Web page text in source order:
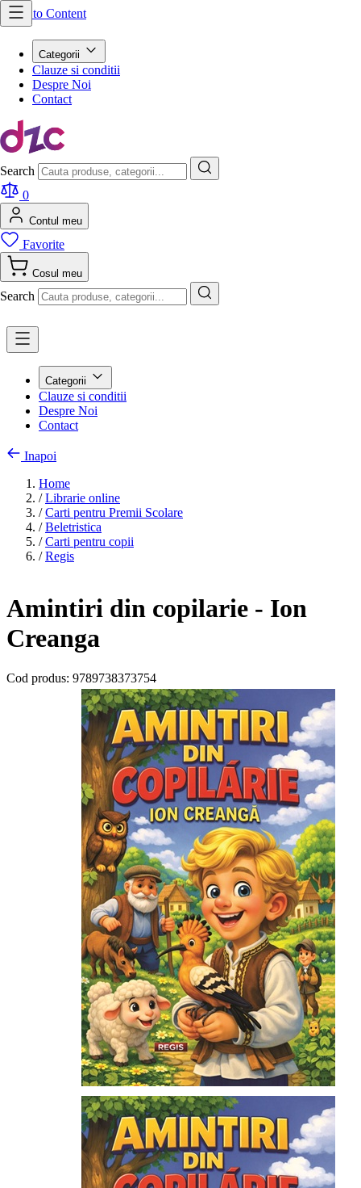
Skip to Content
Categorii
Clauze si conditii
Despre Noi
Contact
Search
0
Contul meu
Favorite
Cosul meu
Search
Categorii
Clauze si conditii
Despre Noi
Contact
Inapoi
Home
/ Librarie online
/ Carti pentru Premii Scolare
/ Beletristica
/ Carti pentru copii
/ Regis
Amintiri din copilarie - Ion
Creanga
Cod produs: 9789738373754